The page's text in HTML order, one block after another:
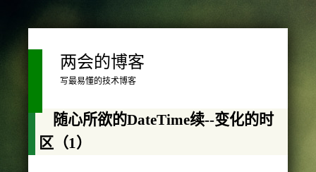
两会的博客
写最易懂的技术博客
随心所欲的DateTime续--变化的时
区（1）